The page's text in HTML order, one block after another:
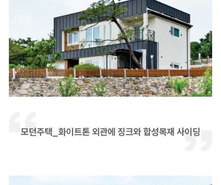
모던주택_화이트톤 외관에 징크와 합성목재 사이딩